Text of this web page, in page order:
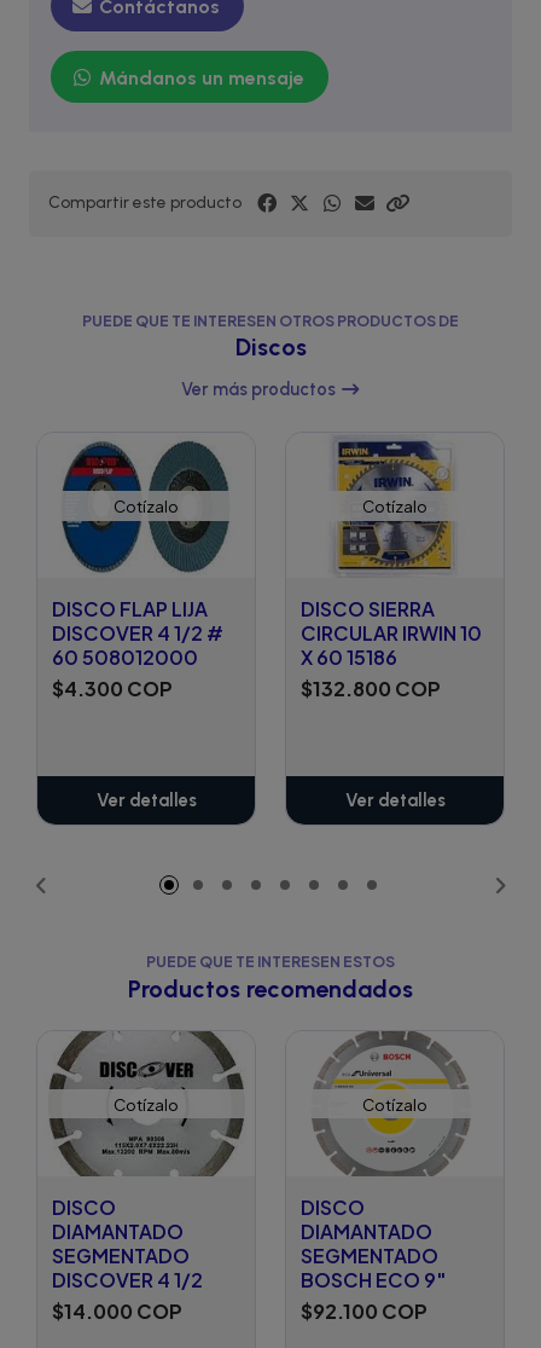
Contáctanos
Mándanos un mensaje
Compartir este producto
PUEDE QUE TE INTERESEN OTROS PRODUCTOS DE
Discos
Ver más productos
Cotízalo
DISCO FLAP LIJA
DISCOVER 4 1/2 #
60 508012000
$4.300 COP
Ver detalles
Cotízalo
DISCO SIERRA
CIRCULAR IRWIN 10
X 60 15186
$132.800 COP
Ver detalles
PUEDE QUE TE INTERESEN ESTOS
Productos recomendados
Cotízalo
DISCO
DIAMANTADO
SEGMENTADO
DISCOVER 4 1/2
$14.000 COP
Cotízalo
DISCO
DIAMANTADO
SEGMENTADO
BOSCH ECO 9"
$92.100 COP